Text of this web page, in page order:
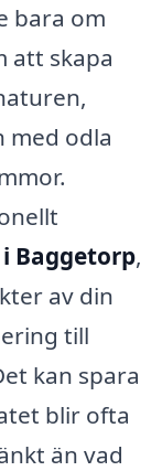
bara om
att skapa
med odla
Baggetorp,
av din
till
kan spara
blir ofta
än vad